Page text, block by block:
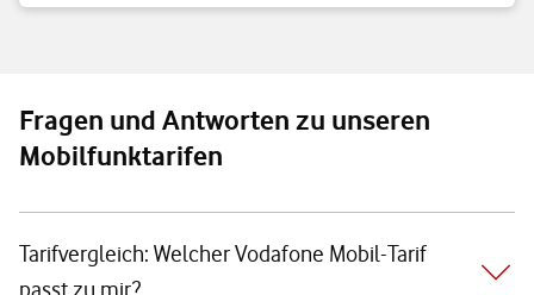
Fragen und Antworten zu unseren
Mobilfunktarifen
Tarifvergleich: Welcher Vodafone Mobil-Tarif
passt zu mir?